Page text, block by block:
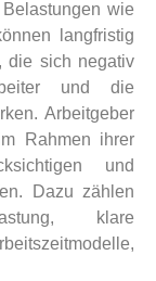
wie
langfristig
die sich negativ
und die
Arbeitgeber
Rahmen ihrer
und
Dazu zählen
klare